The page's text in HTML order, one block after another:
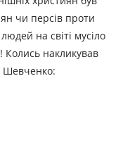
чи персів проти
на світі мусіло
накликував
Шевченко: